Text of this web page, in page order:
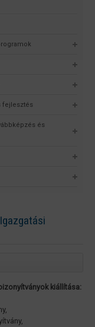
fejlesztés
és
kiállítása: